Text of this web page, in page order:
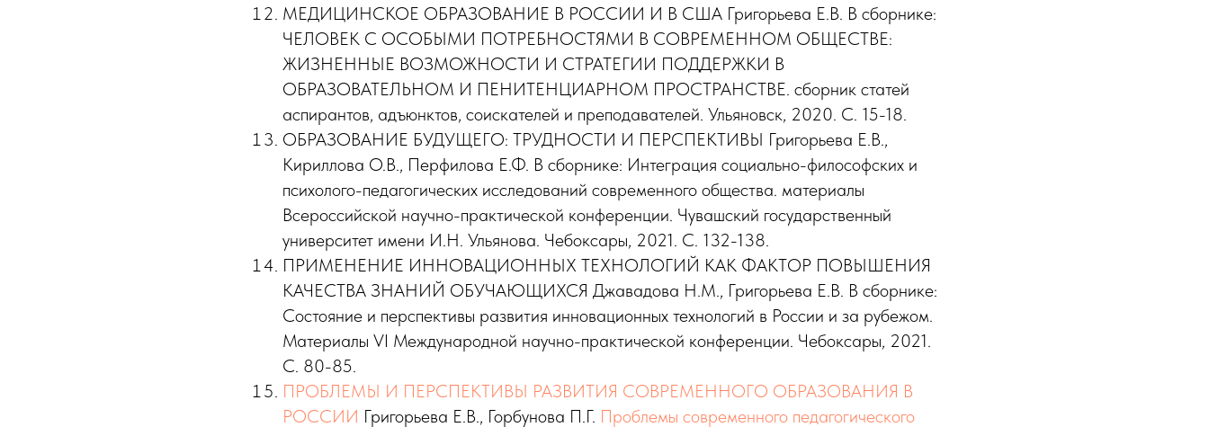
МЕДИЦИНСКОЕ ОБРАЗОВАНИЕ В РОССИИ И В США Григорьева Е.В. В сборнике:
ЧЕЛОВЕК С ОСОБЫМИ ПОТРЕБНОСТЯМИ В СОВРЕМЕННОМ ОБЩЕСТВЕ:
ЖИЗНЕННЫЕ ВОЗМОЖНОСТИ И СТРАТЕГИИ ПОДДЕРЖКИ В
ОБРАЗОВАТЕЛЬНОМ И ПЕНИТЕНЦИАРНОМ ПРОСТРАНСТВЕ. сборник статей
аспирантов, адъюнктов, соискателей и преподавателей. Ульяновск, 2020. С. 15-18.
ОБРАЗОВАНИЕ БУДУЩЕГО: ТРУДНОСТИ И ПЕРСПЕКТИВЫ Григорьева Е.В.,
Кириллова О.В., Перфилова Е.Ф. В сборнике: Интеграция социально-философских и
психолого-педагогических исследований современного общества. материалы
Всероссийской научно-практической конференции. Чувашский государственный
университет имени И.Н. Ульянова. Чебоксары, 2021. С. 132-138.
ПРИМЕНЕНИЕ ИННОВАЦИОННЫХ ТЕХНОЛОГИЙ КАК ФАКТОР ПОВЫШЕНИЯ
КАЧЕСТВА ЗНАНИЙ ОБУЧАЮЩИХСЯ Джавадова Н.М., Григорьева Е.В. В сборнике:
Состояние и перспективы развития инновационных технологий в России и за рубежом.
Материалы VI Международной научно-практической конференции. Чебоксары, 2021.
С. 80-85.
ПРОБЛЕМЫ И ПЕРСПЕКТИВЫ РАЗВИТИЯ СОВРЕМЕННОГО ОБРАЗОВАНИЯ В
РОССИИ Григорьева Е.В., Горбунова П.Г. Проблемы современного педагогического